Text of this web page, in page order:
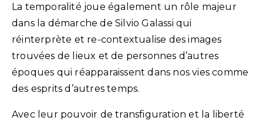
La temporalité joue également un rôle majeur
dans la démarche de Silvio Galassi qui
réinterprète et re-contextualise des images
trouvées de lieux et de personnes d’autres
époques qui réapparaissent dans nos vies comme
des esprits d’autres temps.
Avec leur pouvoir de transfiguration et la liberté